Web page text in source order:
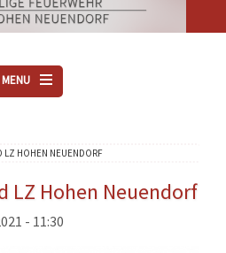
MENU
VEREINE
AKTUELLES
LZ HOHEN NEUENDORF
LZ Hohen Neuendorf
- 11:30